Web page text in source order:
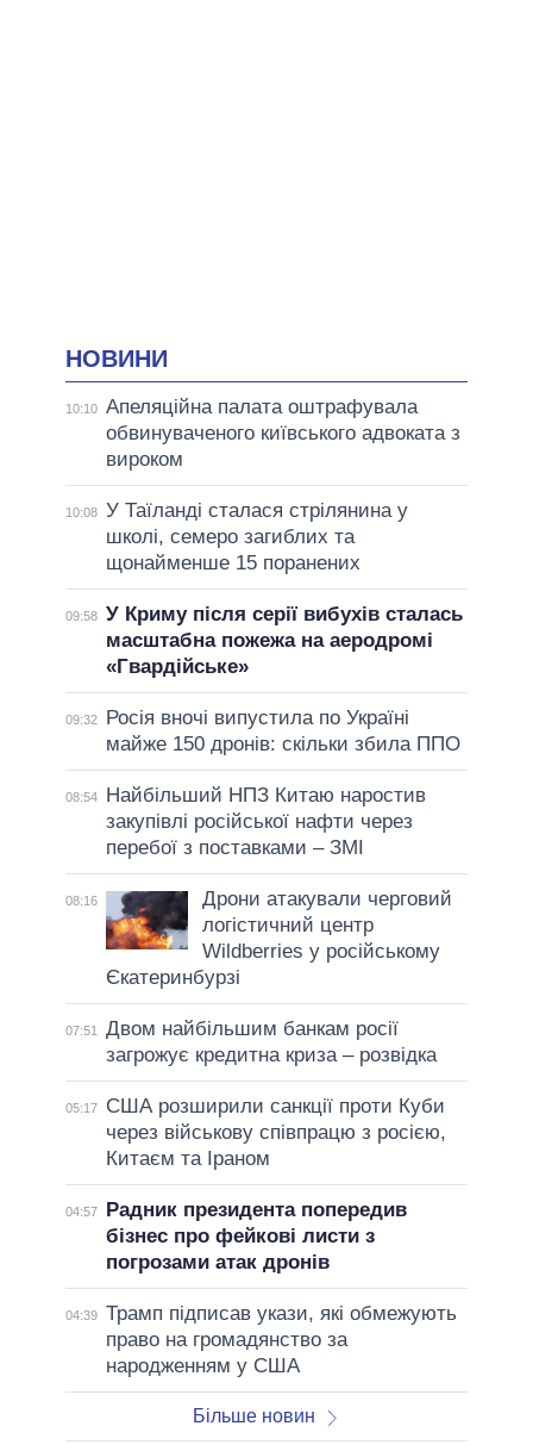
НОВИНИ
10:10 Апеляційна палата оштрафувала
обвинуваченого київського адвоката з
вироком
10:08 У Таїланді сталася стрілянина у
школі, семеро загиблих та
щонайменше 15 поранених
09:58 У Криму після серії вибухів сталась
масштабна пожежа на аеродромі
«Гвардійське»
09:32
Росія вночі випустила по Україні
майже 150 дронів: скільки збила ППО
08:54
Найбільший НПЗ Китаю наростив
закупівлі російської нафти через
перебої з поставками – ЗМІ
08:16
Дрони атакували черговий
логістичний центр
Wildberries у російському
Єкатеринбурзі
07:51
Двом найбільшим банкам росії
загрожує кредитна криза – розвідка
05:17
США розширили санкції проти Куби
через військову співпрацю з росією,
Китаєм та Іраном
04:57
Радник президента попередив
бізнес про фейкові листи з
погрозами атак дронів
04:39 Трамп підписав укази, які обмежують
право на громадянство за
народженням у США
Більше новин